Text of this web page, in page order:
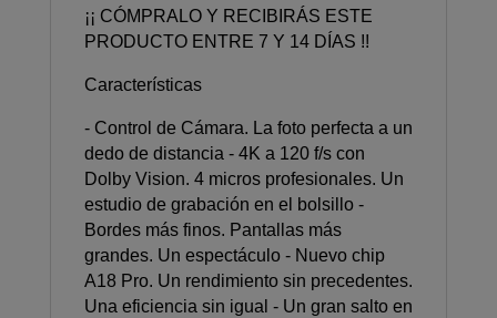
¡¡ CÓMPRALO Y RECIBIRÁS ESTE
PRODUCTO ENTRE 7 Y 14 DÍAS !!
Características
- Control de Cámara. La foto perfecta a un
dedo de distancia - 4K a 120 f/s con
Dolby Vision. 4 micros profesionales. Un
estudio de grabación en el bolsillo -
Bordes más finos. Pantallas más
grandes. Un espectáculo - Nuevo chip
A18 Pro. Un rendimiento sin precedentes.
Una eficiencia sin igual - Un gran salto en